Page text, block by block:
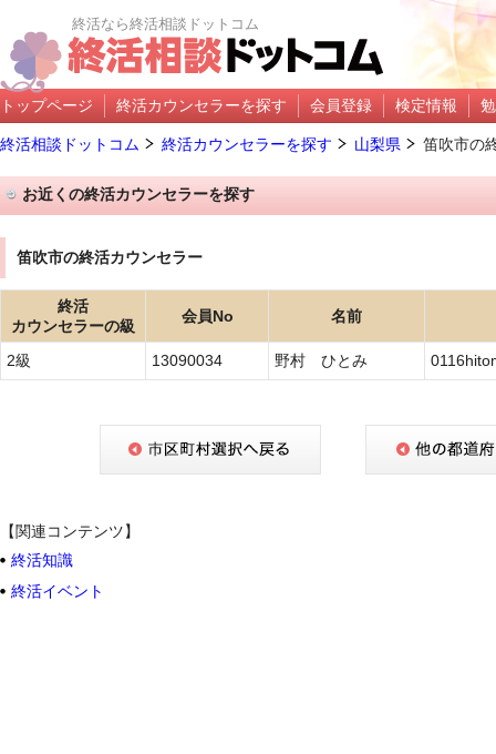
終活なら終活相談ドットコム
トップページ 終活カウンセラーを探す 会員登録 検定情報
終活相談ドットコム 終活カウンセラーを探す 山梨県 笛吹市の
お近くの終活カウンセラーを探す
笛吹市の終活カウンセラー
終活
カウンセラーの級
会員No 名前
2級 13090034 野村 ひとみ
【関連コンテンツ】
終活知識
終活イベント